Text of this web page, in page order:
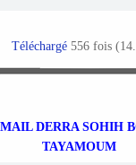
Téléchargé 556 fois
DERRA SOHIH
TAYAMOUM